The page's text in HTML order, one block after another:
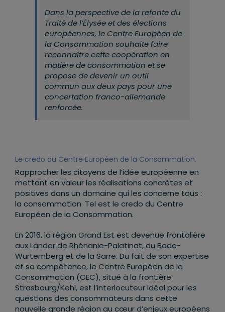
Dans la perspective de la refonte du
Traité de l’Élysée et des élections
européennes, le Centre Européen de
la Consommation souhaite faire
reconnaître cette coopération en
matière de consommation et se
propose de devenir un outil
commun aux deux pays pour une
concertation franco-allemande
renforcée.
Le credo du Centre Européen de la Consommation.
Rapprocher les citoyens de l’idée européenne en
mettant en valeur les réalisations concrètes et
positives dans un domaine qui les concerne tous :
la consommation. Tel est le credo du Centre
Européen de la Consommation.
En 2016, la région Grand Est est devenue frontalière
aux Länder de Rhénanie-Palatinat, du Bade-
Wurtemberg et de la Sarre. Du fait de son expertise
et sa compétence, le Centre Européen de la
Consommation (CEC), situé à la frontière
Strasbourg/Kehl, est l’interlocuteur idéal pour les
questions des consommateurs dans cette
nouvelle grande région au cœur d’enjeux européens